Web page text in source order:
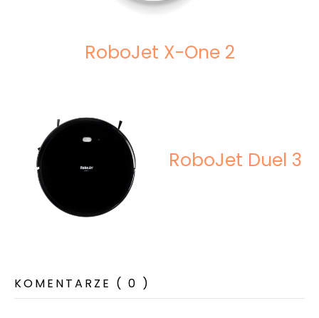
RoboJet X-One 2
RoboJet Duel 3
KOMENTARZE ( 0 )